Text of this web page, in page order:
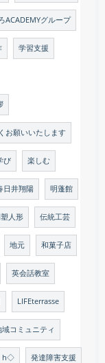
ACADEMYグループ
学習支援
お願いいたします
び 楽しむ
日井翔陽 明蓬館
人形 伝統工芸
地元 和菓子店
英会話教室
LIFEterrasse
域コミュニティ
h◇ 発達障害支援